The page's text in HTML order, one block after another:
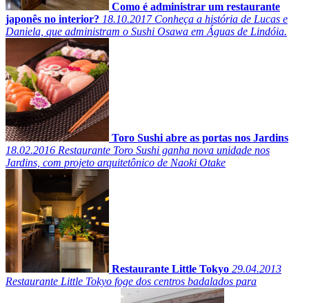
Como é administrar um restaurante
japonês no interior? 18.10.2017Conheça a história de Lucas e
Daniela, que administram o Sushi Osawa em Águas de Lindóia.
Toro Sushi abre as portas nos Jardins
18.02.2016 Restaurante Toro Sushi ganha nova unidade nos
Jardins, com projeto arquitetônico de Naoki Otake
Restaurante Little Tokyo 29.04.2013
Restaurante Little Tokyo foge dos centros badalados para